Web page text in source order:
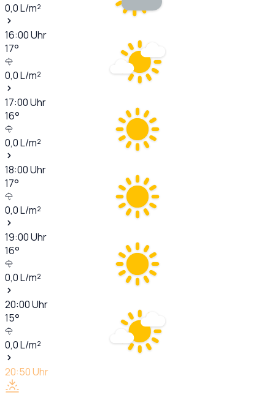
0,0L/m²
16:00Uhr
17°
0,0L/m²
17:00Uhr
16°
0,0L/m²
18:00Uhr
17°
0,0L/m²
19:00Uhr
16°
0,0L/m²
20:00Uhr
15°
0,0L/m²
20:50Uhr